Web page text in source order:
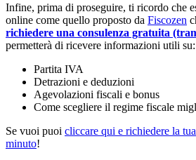
Infine, prima di proseguire, ti ricordo che
online come quello proposto da Fiscozen
richiedere una consulenza gratuita
permetterà di ricevere informazioni utili su:
Partita IVA
Detrazioni e deduzioni
Agevolazioni fiscali e bonus
Come scegliere il regime fiscale
Se vuoi puoi cliccare qui e richiedere la
minuto!